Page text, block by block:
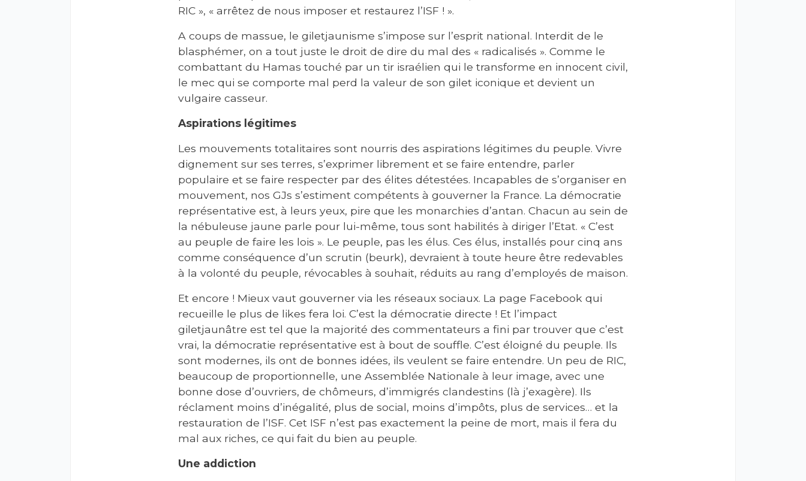
RIC », « arrêtez de nous imposer et restaurez l’ISF ! ».
A coups de massue, le giletjaunisme s’impose sur l’esprit national. Interdit de le
blasphémer, on a tout juste le droit de dire du mal des « radicalisés ». Comme le
combattant du Hamas touché par un tir israélien qui le transforme en innocent civil,
le mec qui se comporte mal perd la valeur de son gilet iconique et devient un
vulgaire casseur.
Aspirations légitimes
Les mouvements totalitaires sont nourris des aspirations légitimes du peuple. Vivre
dignement sur ses terres, s’exprimer librement et se faire entendre, parler
populaire et se faire respecter par des élites détestées. Incapables de s’organiser en
mouvement, nos GJs s’estiment compétents à gouverner la France. La démocratie
représentative est, à leurs yeux, pire que les monarchies d’antan. Chacun au sein de
la nébuleuse jaune parle pour lui-même, tous sont habilités à diriger l’Etat. « C’est
au peuple de faire les lois ». Le peuple, pas les élus. Ces élus, installés pour cinq ans
comme conséquence d’un scrutin (beurk), devraient à toute heure être redevables
à la volonté du peuple, révocables à souhait, réduits au rang d’employés de maison.
Et encore ! Mieux vaut gouverner via les réseaux sociaux. La page Facebook qui
recueille le plus de likes fera loi. C’est la démocratie directe ! Et l’impact
giletjaunâtre est tel que la majorité des commentateurs a fini par trouver que c’est
vrai, la démocratie représentative est à bout de souffle. C’est éloigné du peuple. Ils
sont modernes, ils ont de bonnes idées, ils veulent se faire entendre. Un peu de RIC,
beaucoup de proportionnelle, une Assemblée Nationale à leur image, avec une
bonne dose d’ouvriers, de chômeurs, d’immigrés clandestins (là j’exagère). Ils
réclament moins d’inégalité, plus de social, moins d’impôts, plus de services… et la
restauration de l’ISF. Cet ISF n’est pas exactement la peine de mort, mais il fera du
mal aux riches, ce qui fait du bien au peuple.
Une addiction